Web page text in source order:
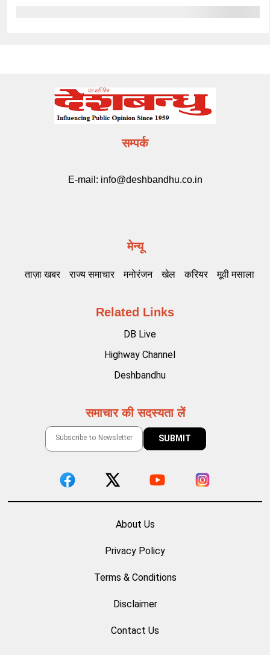
सम्पर्क
E-mail: info@deshbandhu.co.in
मेन्यू
ताज़ा खबर राज्य समाचार मनोरंजन खेल करियर मूवी मसाला
Related Links
DB Live
Highway Channel
Deshbandhu
समाचार की सदस्यता लें
About Us
Privacy Policy
Terms & Conditions
Disclaimer
Contact Us